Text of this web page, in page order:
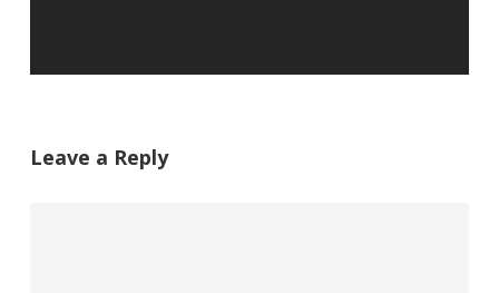
Leave a Reply